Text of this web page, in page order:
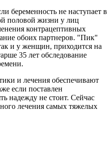
беременность не наступает в
половой жизни у лиц
контрацептивных
обоих партнеров. "Пик"
и у женщин, приходится на
35 лет обследование
и лечения обеспечивают
если поставлен
надежду не стоит. Сейчас
лечения самых тяжелых